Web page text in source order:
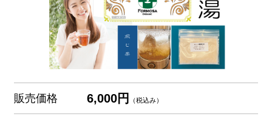
販売価格 6,000円 （税込み）